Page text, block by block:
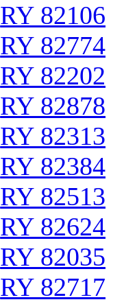
RY 82106
RY 82774
RY 82202
RY 82878
RY 82313
RY 82384
RY 82513
RY 82624
RY 82035
RY 82717